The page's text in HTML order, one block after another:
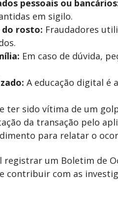
pessoais ou
em sigilo.
rosto: Fraudadores
Em caso de dúvida,
A educação digital é
ter sido vítima de um
da transação pelo
para relatar o
registrar um Boletim de
contribuir com as